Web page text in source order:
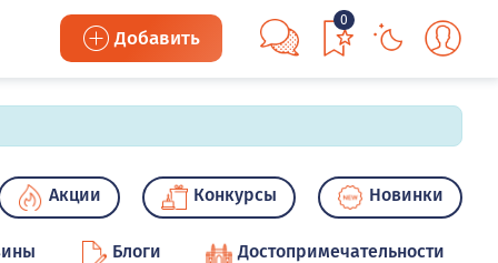
Добавить
0
Акции Конкурсы Новинки
Блоги Достопримечательности